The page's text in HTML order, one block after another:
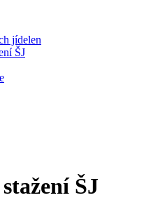
jídelen
ŠJ
ŠJ